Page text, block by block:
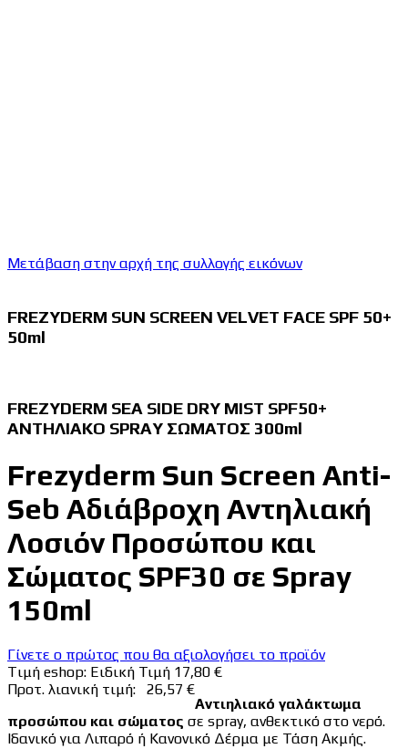
Μετάβαση στην αρχή της συλλογής εικόνων
FREZYDERM SUN SCREEN VELVET FACE SPF 50+
50ml
FREZYDERM SEA SIDE DRY MIST SPF50+
ΑΝΤΗΛΙΑΚΟ SPRAY ΣΩΜΑΤΟΣ 300ml
Frezyderm Sun Screen Anti-
Seb Αδιάβροχη Αντηλιακή
Λοσιόν Προσώπου και
Σώματος SPF30 σε Spray
150ml
Γίνετε ο πρώτος που θα αξιολογήσει το προϊόν
Tιμή eshop: Ειδική Τιμή 17,80 €
Προτ. λιανική τιμή:
26,57 €
Αντιηλιακό γαλάκτωμα
προσώπου και σώματος σε spray, ανθεκτικό στο νερό.
Ιδανικό για Λιπαρό ή Κανονικό Δέρμα με Τάση Ακμής.